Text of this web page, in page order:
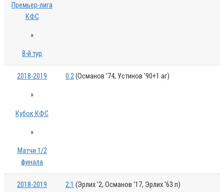
Премьер-лига
КФС
»
8-й тур
2018-2019
»
Кубок КФС
»
Матчи 1/2
финала
0:2(Османов '74, Устинов '90+1 аг)
2018-2019 2:1 (Эрлих '2, Османов '17, Эрлих '63 п)